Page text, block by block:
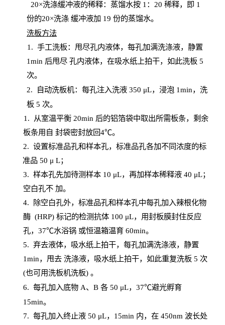
20×洗涤缓冲液的稀释：蒸馏水按 1：20 稀释，即 1
份的20×洗涤 缓冲液加 19 份的蒸馏水。
洗板方法
1. 手工洗板：甩尽孔内液体，每孔加满洗涤液，静置
1min 后甩尽 孔内液体，在吸水纸上拍干，如此洗板 5
次。
2.
自动洗板机：每孔注入洗液 350 μL，浸泡 1min，洗
板 5 次。
1 . 从室温平衡 20min 后的铝箔袋中取出所需板条，剩余
板条用自 封袋密封放回4℃。
2. 设置标准品孔和样本孔，标准品孔各加不同浓度的标
准品 50 μ L；
3. 样本孔先加待测样本 10 μL，再加样本稀释液 40 μL；
空白孔不 加。
4.
除空白孔外，标准品孔和样本孔中每孔加入辣根化物
酶 (HRP) 标记的检测抗体 100 μL，用封板膜封住反应
孔， 37℃水浴锅 或恒温箱温育60min。
5. 弃去液体，吸水纸上拍干，每孔加满洗涤液，静置
1min，甩去 洗涤液，吸水纸上拍干，如此重复洗板 5 次
(也可用洗板机洗板) 。
6. 每孔加入底物A、B 各 50 μL，37℃避光孵育
15min。
7. 每孔加入终止液 50 μL， 15min 内，在450nm 波长处